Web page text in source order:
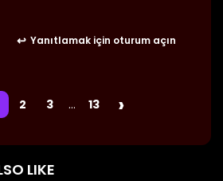
Bölüm 78 25/08/2024 👁 6
Yanıtlamak için oturum açın
2 3 … 13 ›
LIKE